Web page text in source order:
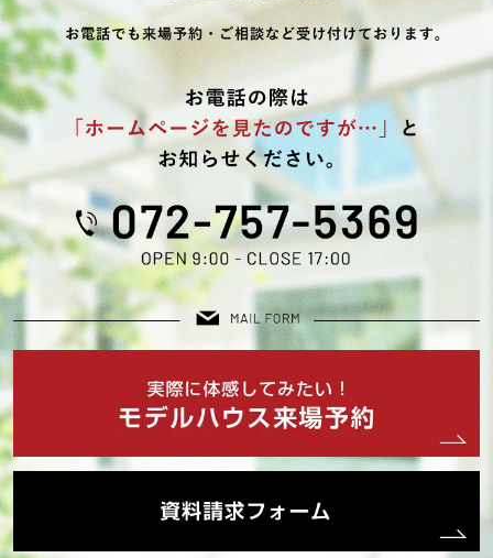
2025年09月 (1)
2025年08月 (4)
2025年07月 (3)
2025年06月 (1)
2025年05月 (1)
2025年03月 (2)